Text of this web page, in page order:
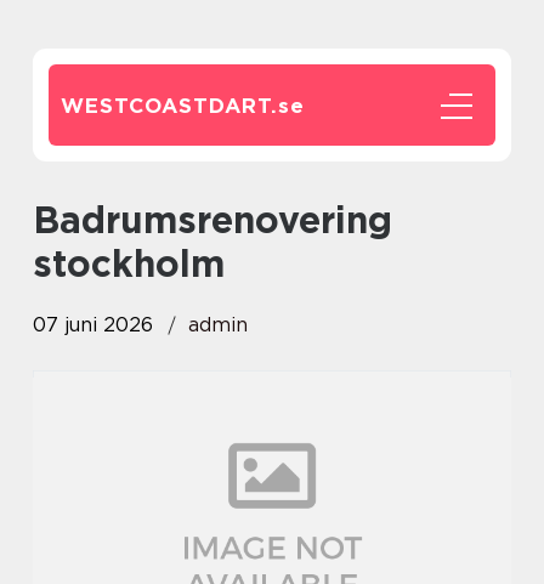
WESTCOASTDART.se
badrumsrenovering
stockholm
07 juni 2026 admin